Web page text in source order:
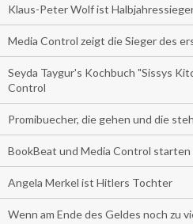
Klaus-Peter Wolf ist
Media Control zeigt die Sieger des
Seyda Taygur's Kochbuch "Sissys
Control
Promibuecher, die gehen und die
BookBeat und Media Control
Angela Merkel ist Hitlers Tochter
Wenn am Ende des Geldes noch zu